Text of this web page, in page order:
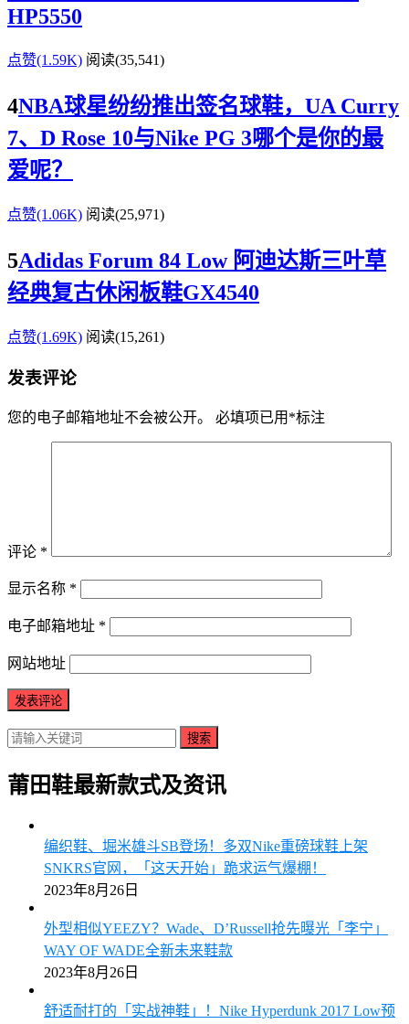
HP5550
点赞(1.59K) 阅读(35,541)
4NBA球星纷纷推出签名球鞋，UA Curry
7、D Rose 10与Nike PG 3哪个是你的最
爱呢？
点赞(1.06K) 阅读(25,971)
5Adidas Forum 84 Low 阿迪达斯三叶草
经典复古休闲板鞋GX4540
点赞(1.69K) 阅读(15,261)
发表评论
您的电子邮箱地址不会被公开。 必填项已用 *标注
评论 *
显示名称 *
电子邮箱地址 *
网站地址
搜索
莆田鞋最新款式及资讯
编织鞋、堀米雄斗SB登场！多双Nike重磅球鞋上架
SNKRS官网，「这天开始」跪求运气爆棚！
2023年8月26日
外型相似YEEZY？Wade、D’Russell抢先曝光「李宁」
WAY OF WADE全新未来鞋款
2023年8月26日
舒适耐打的「实战神鞋」！Nike Hyperdunk 2017 Low预